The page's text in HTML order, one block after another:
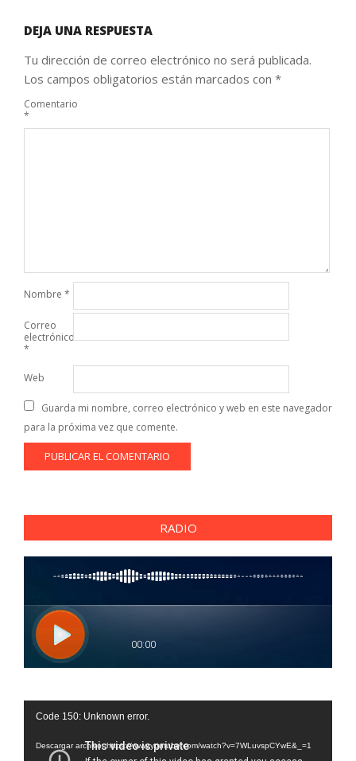
DEJA UNA RESPUESTA
Tu dirección de correo electrónico no será publicada.
Los campos obligatorios están marcados con *
Comentario
*
Nombre *
Correo
electrónico
*
Web
Guarda mi nombre, correo electrónico y web en este navegador
para la próxima vez que comente.
RADIO
Reproductor
vídeo
Code 150: Unknown error.
Descargar archivo: https://www.youtube.com/watch?v=7WLuvspCYwE&_=1